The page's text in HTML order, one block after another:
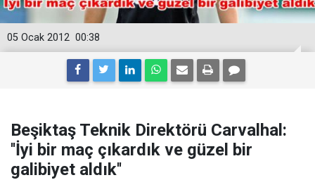
00:38
05 Ocak 2012
Beşiktaş Teknik Direktörü Carvalhal:
''İyi bir maç çıkardık ve güzel bir
galibiyet aldık''